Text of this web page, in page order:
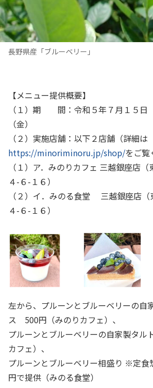
長野県産「ブルーベリー」
【メニュー提供概要】
（１）期 間：令和５年７月１５日
（金）
（２）実施店舗：以下２店舗（詳細は
https://minoriminoru.jp/shop/をご覧
（１）ア．みのりカフェ 三越銀座店
４-６- １６）
（２）イ．みのる食堂 三越銀座店（
４-６- １６）
左から、プルーンとブルーベリーの自
ス 500円（みのりカフェ）、
プルーンとブルーベリーの自家製タル
カフェ）、
プルーンとブルーベリー相盛り ※定食
円で提供（みのる食堂）